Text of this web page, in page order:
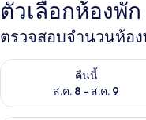
ตัวเลือกห้องพัก
ตรวจสอบจำนวนห้อ
คืนนี้
ส.ค. 8 - ส.ค. 9
ตรวจสอบจำนวนห้องพักว่า